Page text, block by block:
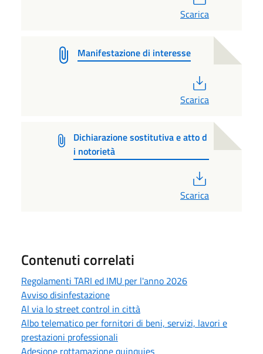
Scarica
Manifestazione di interesse
Scarica
Dichiarazione sostitutiva e atto d
i notorietà
Scarica
Contenuti correlati
Regolamenti TARI ed IMU per l'anno 2026
Avviso disinfestazione
Al via lo street control in città
Albo telematico per fornitori di beni, servizi, lavori e
prestazioni professionali